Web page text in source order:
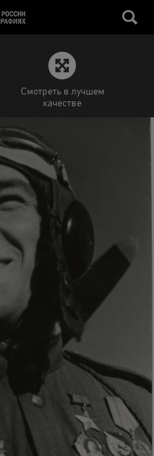
Смотреть в лучшем
качестве